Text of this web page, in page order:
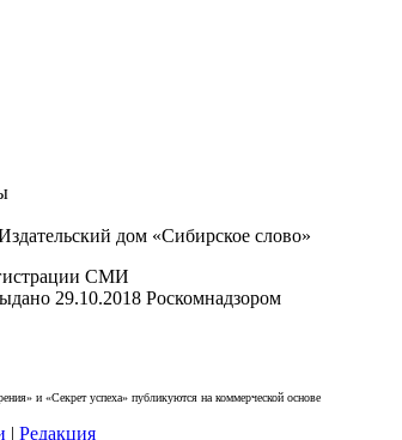
дом «Сибирское слово»
СМИ
29.10.2018 Роскомнадзором
и «Секрет успеха» публикуются на коммерческой основе
| Редакция